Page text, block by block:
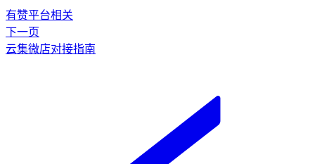
有赞平台相关
下一页
云集微店对接指南